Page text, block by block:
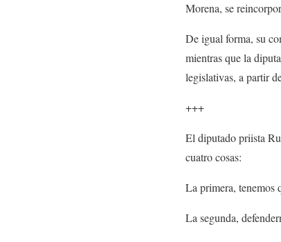
Morena, se
De igual forma, su
mientras que la
legislativas, a partir
+++
El diputado priista
cuatro cosas:
La primera, tenemos
La segunda,